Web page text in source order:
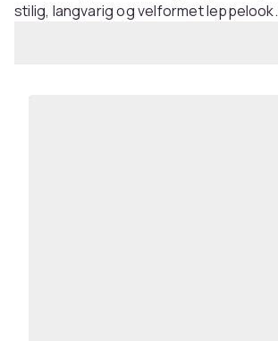
stilig, langvarig og velformet leppelook.